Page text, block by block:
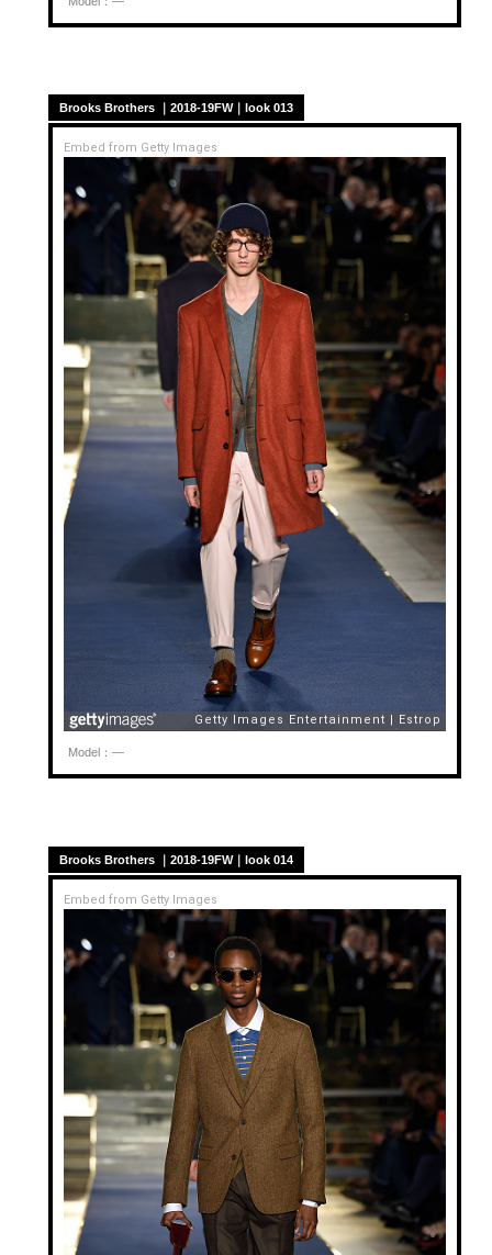
Brooks Brothers ｜2018-19FW｜look 013
Embed from Getty Images
Model：—
Brooks Brothers ｜2018-19FW｜look 014
Embed from Getty Images